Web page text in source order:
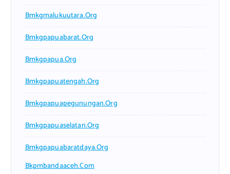
Bmkgmalukuutara.org
Bmkgpapuabarat.org
Bmkgpapua.org
Bmkgpapuatengah.org
Bmkgpapuapegunungan.org
Bmkgpapuaselatan.org
Bmkgpapuabaratdaya.org
Bkpmbandaaceh.com